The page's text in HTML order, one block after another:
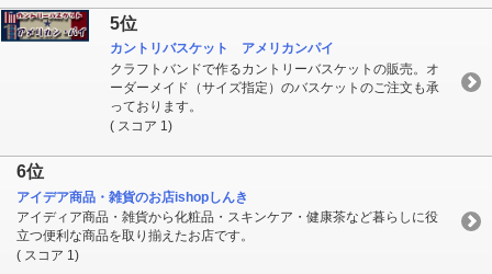
5位
カントリバスケット アメリカンパイ
クラフトバンドで作るカントリーバスケットの販売。オ
ーダーメイド（サイズ指定）のバスケットのご注文も承
っております。
( スコア 1)
6位
アイデア商品・雑貨のお店ishopしんき
アイディア商品・雑貨から化粧品・スキンケア・健康茶など暮らしに役
立つ便利な商品を取り揃えたお店です。
( スコア 1)